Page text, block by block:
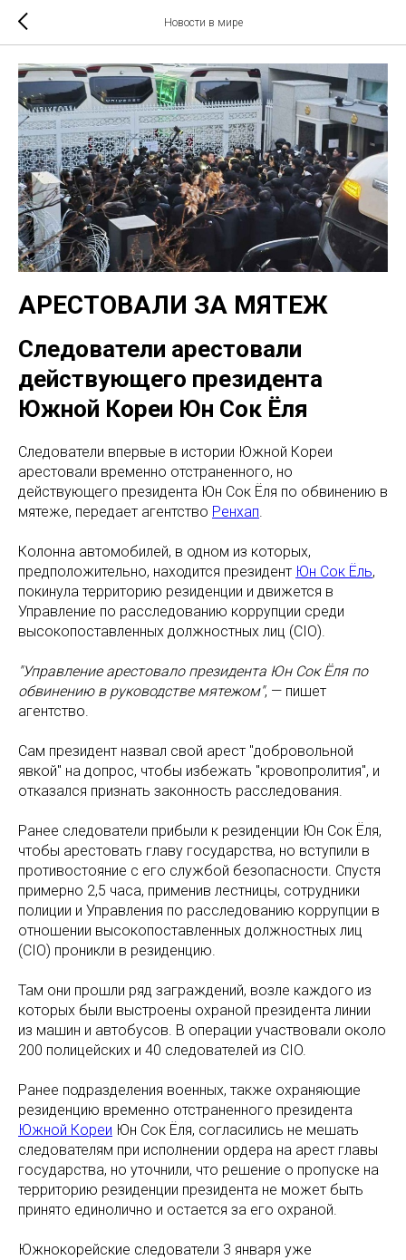
Новости в мире
АРЕСТОВАЛИ ЗА МЯТЕЖ
Следователи арестовали
действующего президента
Южной Кореи Юн Сок Ёля
Следователи впервые в истории Южной Кореи
арестовали временно отстраненного, но
действующего президента Юн Сок Ёля по обвинению в
мятеже, передает агентство Ренхап.
Колонна автомобилей, в одном из которых,
предположительно, находится президент Юн Сок Ёль,
покинула территорию резиденции и движется в
Управление по расследованию коррупции среди
высокопоставленных должностных лиц (CIO).
"Управление арестовало президента Юн Сок Ёля по
обвинению в руководстве мятежом", — пишет
агентство.
Сам президент назвал свой арест "добровольной
явкой" на допрос, чтобы избежать "кровопролития", и
отказался признать законность расследования.
Ранее следователи прибыли к резиденции Юн Сок Ёля,
чтобы арестовать главу государства, но вступили в
противостояние с его службой безопасности. Спустя
примерно 2,5 часа, применив лестницы, сотрудники
полиции и Управления по расследованию коррупции в
отношении высокопоставленных должностных лиц
(CIO) проникли в резиденцию.
Там они прошли ряд заграждений, возле каждого из
которых были выстроены охраной президента линии
из машин и автобусов. В операции участвовали около
200 полицейских и 40 следователей из CIO.
Ранее подразделения военных, также охраняющие
резиденцию временно отстраненного президента
Южной Кореи Юн Сок Ёля, согласились не мешать
следователям при исполнении ордера на арест главы
государства, но уточнили, что решение о пропуске на
территорию резиденции президента не может быть
принято единолично и остается за его охраной.
Южнокорейские следователи 3 января уже